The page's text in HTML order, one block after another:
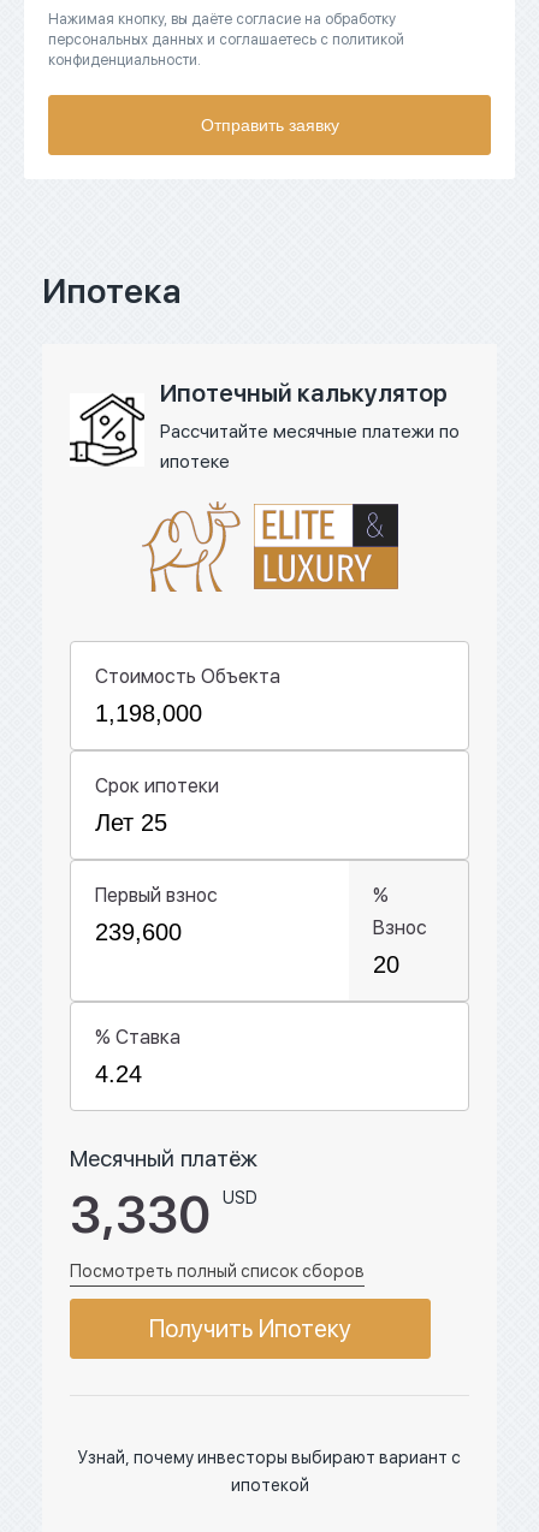
Нажимая кнопку, вы даёте согласие на обработку
персональных данных и соглашаетесь с политикой
конфиденциальности.
Отправить заявку
Ипотека
Ипотечный калькулятор
Рассчитайте месячные платежи по
ипотеке
Стоимость Объекта
Срок ипотеки
Первый взнос
%
Взнос
% Ставка
Месячный платёж
3,330 USD
Посмотреть полный список сборов
Получить Ипотеку
Узнай, почему инвесторы выбирают вариант с
ипотекой